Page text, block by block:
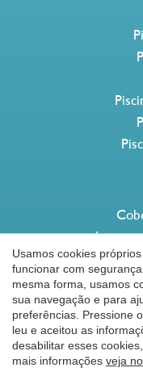
Lonas e
Barreira
Usamos cookies
funcionar com
mesma forma, usamos
sua navegação e para
preferências. Pressione
leu e aceitou as
desabilitar esses
mais informações veja
Salvar